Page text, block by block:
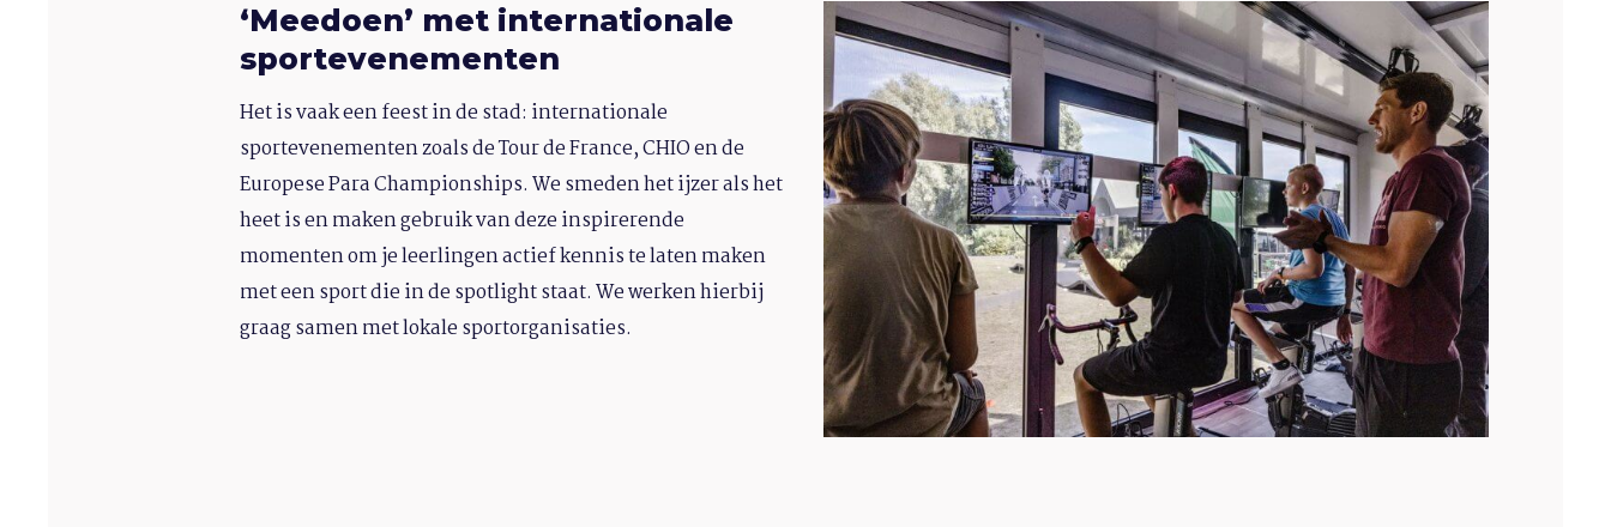
‘Meedoen’ met internationale
sportevenementen
Het is vaak een feest in de stad: internationale
sportevenementen zoals de Tour de France, CHIO en de
Europese Para Championships. We smeden het ijzer als het
heet is en maken gebruik van deze inspirerende
momenten om je leerlingen actief kennis te laten maken
met een sport die in de spotlight staat. We werken hierbij
graag samen met lokale sportorganisaties.